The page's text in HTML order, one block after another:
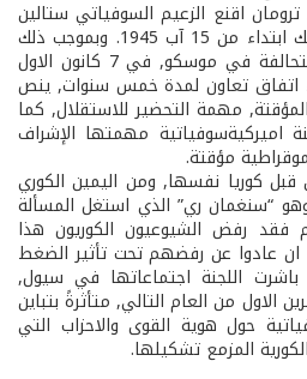
اقنع الزعيم السوفياتي ستالين
بتقسيم كوريا الى جزأين, وذلك ابتداء من 15 آب 1945. وبموجب ذلك
اجتمع وزراء خارجية الدول المتحالفة في موسكو, في 7 كانون الاول
اتفاق تعاون لمدة خمس سنوات, ينص
مهمة التحضير للاستقلال, كما
اميركية­سوفياتية مهمتها الإشراف
مؤقتة.
كوريا نفسها, ومن اليمين الكوري
وهو “سنغمان ري” الذي استغل المسألة
فقد رفض الشيوعيون الكوريون هذا
ان عادوا عن رفضهم تحت تأثير الضغط
السوفياتي. وفي آذار 1946 باشرت اللجنة اجتماعاتها في سيول,
من العام التالي, متأثرةً بتباين
حول هوية القوى والاحزاب التي
المزمع تشكيلها.